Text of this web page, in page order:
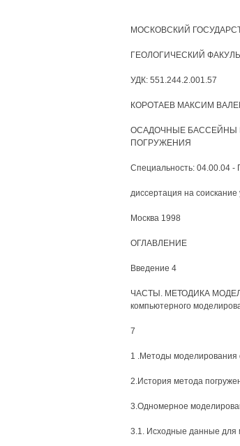
МОСКОВСКИЙ
ГЕОЛОГИЧЕСКИЙ
УДК: 551.244.2.001.57
КОРОТАЕВ МАКСИМ
ОСАДОЧНЫЕ БАССЕЙНЫ
ПОГРУЖЕНИЯ
Специальность: 04.00.04 -
диссертация на соискание
Москва 1998
ОГЛАВЛЕНИЕ
Введение 4
ЧАСТЫ. МЕТОДИКА
компьютерного
7
1 .Методы моделирования
2.История метода
3.Одномерное
3.1. Исходные данные для